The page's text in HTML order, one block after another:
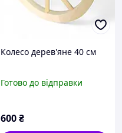
Колесо дерев'яне 40 см
Готово до відправки
600₴